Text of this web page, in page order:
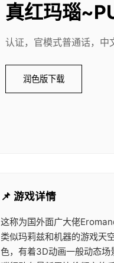
真红玛瑙
认证，官模式普通话，中
润色版下载
📌 游戏详情
这称为国外面广大佬
类似玛莉兹和机器的游戏天
色，有着3D动画一般动态